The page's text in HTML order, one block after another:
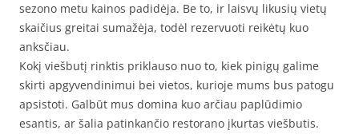
sezono metu kainos padidėja. Be to, ir laisvų likusių vietų
skaičius greitai sumažėja, todėl rezervuoti reikėtų kuo
anksčiau.
Kokį viešbutį rinktis priklauso nuo to, kiek pinigų galime
skirti apgyvendinimui bei vietos, kurioje mums bus patogu
apsistoti. Galbūt mus domina kuo arčiau paplūdimio
esantis, ar šalia patinkančio restorano įkurtas viešbutis.